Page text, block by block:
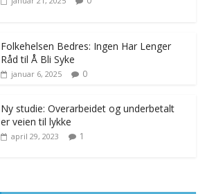
Folkehelsen Bedres: Ingen Har Lenger
Råd til Å Bli Syke
januar 6, 2025 0
Ny studie: Overarbeidet og underbetalt
er veien til lykke
april 29, 2023 1